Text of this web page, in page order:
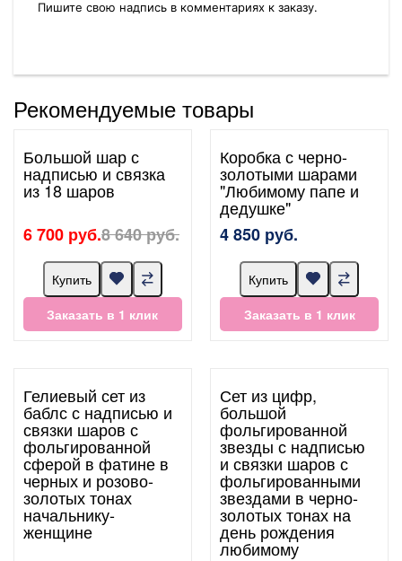
Пишите свою надпись в комментариях к заказу.
Рекомендуемые товары
Большой шар с
надписью и связка
из 18 шаров
6 700 руб.8 640 руб.
Купить
Заказать в 1 клик
Коробка с черно-
золотыми шарами
"Любимому папе и
дедушке"
4 850 руб.
Купить
Заказать в 1 клик
Гелиевый сет из
баблс с надписью и
связки шаров с
фольгированной
сферой в фатине в
черных и розово-
золотых тонах
начальнику-
женщине
Сет из цифр,
большой
фольгированной
звезды с надписью
и связки шаров с
фольгированными
звездами в черно-
золотых тонах на
день рождения
любимому